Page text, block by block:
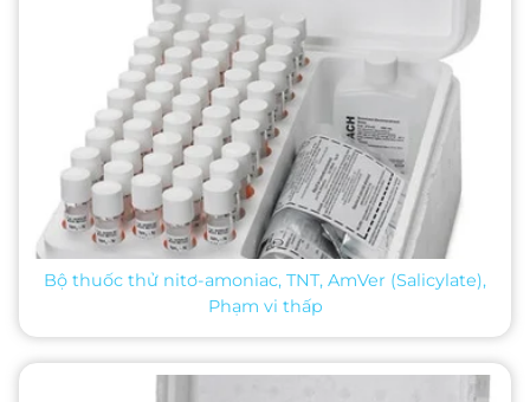
Bộ thuốc thử nitơ-amoniac, TNT, AmVer (Salicylate),
Phạm vi thấp